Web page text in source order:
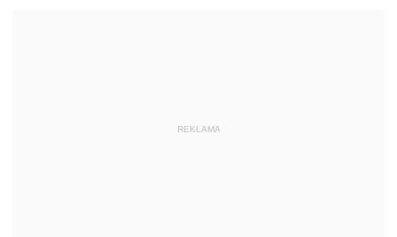
REKLAMA